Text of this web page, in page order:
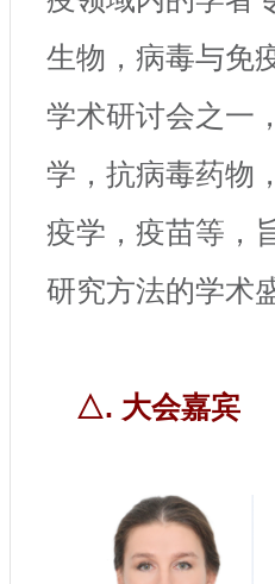
生物，病毒与免
学术研讨会之一
学，抗病毒药物
疫学，疫苗等，
研究方法的学术
△. 大会嘉宾